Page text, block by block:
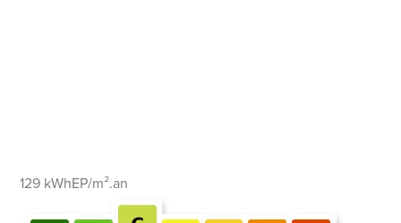
129 kWhEP/m².an